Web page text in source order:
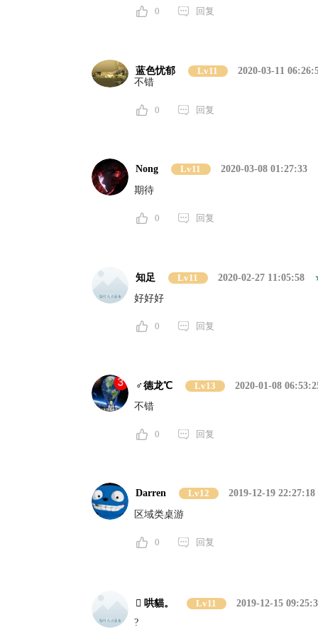
0 回复
蓝色忧郁 Lv11
2020-03-11
不错
0 回复
Nong Lv11
2020-03-08 01:27:33
期待
0 回复
知足 Lv11
2020-02-27 11:05:58
好好好
0 回复
♂德龙℃ Lv13
2020-01-08
不错
0 回复
Darren Lv12
2019-12-19 22:27:18
区域类桌游
0 回复
 哄貓。 Lv11
2019-12-15
?